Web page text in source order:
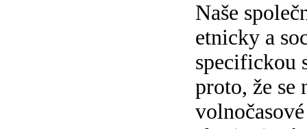
Naše
etnicky a
specifickou
proto, že se